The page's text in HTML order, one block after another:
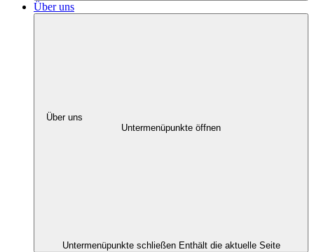
Über uns
Über uns
Untermenüpunkte öffnen
Untermenüpunkte schließen Enthält die aktuelle Seite